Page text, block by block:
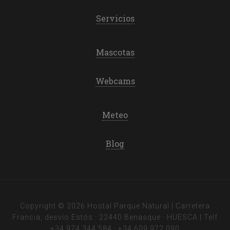
Servicios
Mascotas
Webcams
Meteo
Blog
Copyright © 2026 Hostal Parque Natural | Carretera
Francia, desvío Estós · 22440 Benasque · HUESCA | Telf